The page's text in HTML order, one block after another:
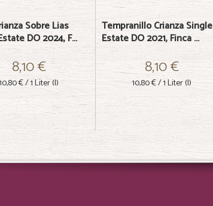
Sobre Lias
DO 2024, F...
8,10 €
10,80 €/ 1 Liter (l)
Tempranillo Crianza Single
Estate DO 2021, Finca ...
8,10 €
10,80 €/ 1 Liter (l)